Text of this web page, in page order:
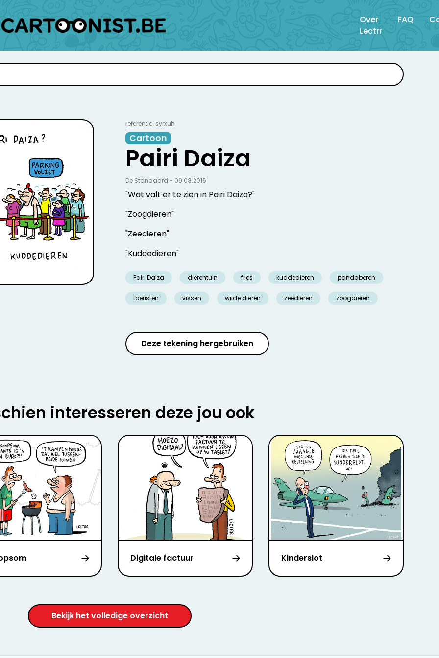
Over
Lectrr
FAQ
referentie: syrxuh
Cartoon
Pairi Daiza
"Wat valt er te zien in Pairi Daiza?"
"Zoogdieren"
"Zeedieren"
"Kuddedieren"
Pairi Daiza dierentuin files kuddedieren pandaberen
toeristen vissen wilde dieren zeedieren zoogdieren
De Standaard - 09.08.2016
Deze tekening hergebruiken
interesseren deze jou ook
Digitale factuur Kinderslot
Bekijk het volledige overzicht